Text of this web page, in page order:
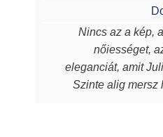
egyediek,
sugározzák az
energiát, szeretetet,
során beletett.
nap mint nap, melyek
Nincs az a kép,
nőiességet,
eleganciát, amit
Szinte alig mersz